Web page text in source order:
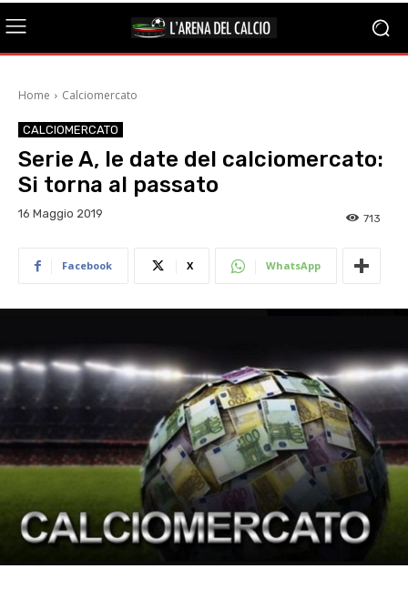
Home Calciomercato
CALCIOMERCATO
Serie A, le date del calciomercato:
Si torna al passato
16 Maggio 2019 713
Facebook X WhatsApp